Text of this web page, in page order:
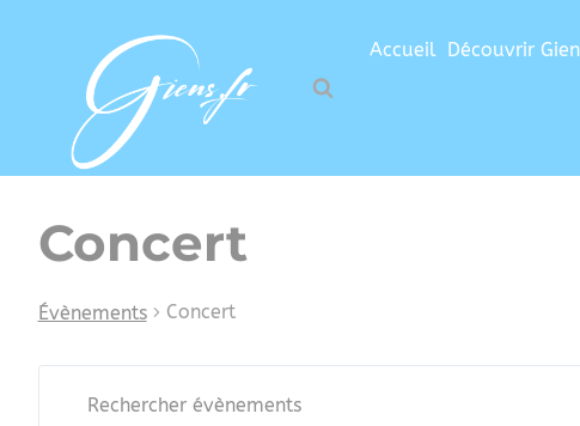
Accueil Découvrir
Concert
Évènements Concert
Recherche